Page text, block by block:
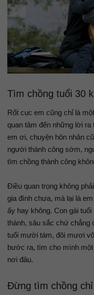
Tìm chồng tuổi 30
Rốt cục em cũng chỉ là
quan tâm đến những lời
em ơi, chuyện hôn nhân
người thành công sớm,
tìm chồng thành công
Điều quan trọng không
gia đình chưa, mà lại là
ấy hay không. Con gái
thành, sâu sắc chứ chẳng
tuổi mười tám, đôi mươi
bước ra, tìm cho mình
nơi đâu.
Đừng tìm chồng